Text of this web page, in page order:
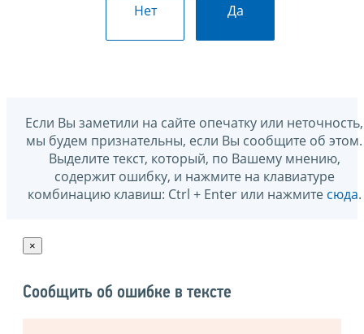
Нет Да
Если Вы заметили на сайте опечатку или неточность,
мы будем признательны, если Вы сообщите об этом.
Выделите текст, который, по Вашему мнению,
содержит ошибку, и нажмите на клавиатуре
комбинацию клавиш: Ctrl + Enter или нажмите сюда.
×
Сообщить об ошибке в тексте